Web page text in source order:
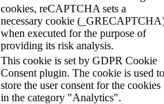
cookies, reCAPTCHA sets a
necessary cookie
when executed for the purpose of
providing its risk analysis.
This cookie is set by GDPR Cookie
Consent plugin. The cookie is used to
store the user consent for the cookies
in the category "Analytics".